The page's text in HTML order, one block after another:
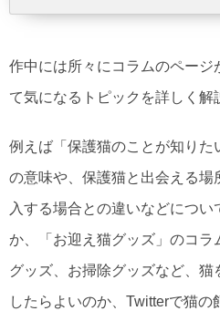
作中には所々にコラムのページ
て気になるトピックを詳しく解
例えば「保護猫のことが知り
の意味や、保護猫と出会える
入する場合との違いなどにつ
か、「お迎え猫グッズ」のコ
グッズ、お掃除グッズなど、
したらよいのか、Twitterで猫の